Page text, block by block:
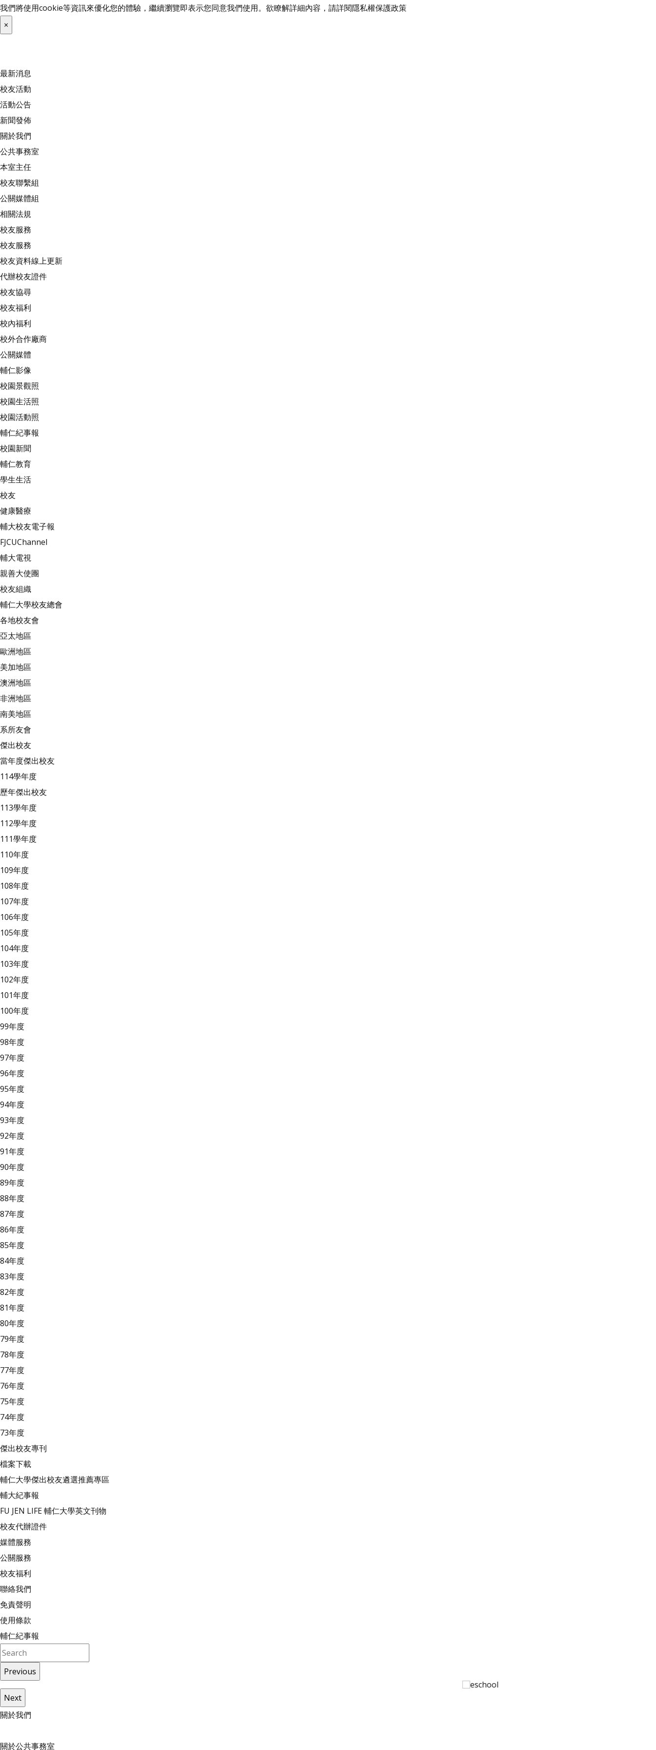
我們將使用cookie等資訊來優化您的體驗，繼續瀏覽即表示您同意我們使用。欲瞭解詳細內容，請詳閱隱私權保護政策
×
最新消息
校友活動
活動公告
新聞發佈
關於我們
公共事務室
本室主任
校友聯繫組
公關媒體組
相關法規
校友服務
校友服務
校友資料線上更新
代辦校友證件
校友協尋
校友福利
校內福利
校外合作廠商
公關媒體
輔仁影像
校園景觀照
校園生活照
校園活動照
輔仁紀事報
校園新聞
輔仁教育
學生生活
校友
健康醫療
輔大校友電子報
FJCUChannel
輔大電視
親善大使團
校友組織
輔仁大學校友總會
各地校友會
亞太地區
歐洲地區
美加地區
澳洲地區
非洲地區
南美地區
系所友會
傑出校友
當年度傑出校友
114學年度
歷年傑出校友
113學年度
112學年度
111學年度
110年度
109年度
108年度
107年度
106年度
105年度
104年度
103年度
102年度
101年度
100年度
99年度
98年度
97年度
96年度
95年度
94年度
93年度
92年度
91年度
90年度
89年度
88年度
87年度
86年度
85年度
84年度
83年度
82年度
81年度
80年度
79年度
78年度
77年度
76年度
75年度
74年度
73年度
傑出校友專刊
檔案下載
輔仁大學傑出校友遴選推薦專區
輔大紀事報
FU JEN LIFE 輔仁大學英文刊物
校友代辦證件
媒體服務
公關服務
校友福利
聯絡我們
免責聲明
使用條款
輔仁紀事報
Previous
Next
關於我們
關於公共事務室